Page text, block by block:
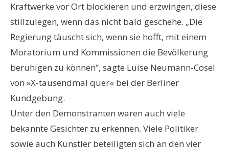
Kraftwerke vor Ort blockieren und erzwingen, diese
stillzulegen, wenn das nicht bald geschehe. „Die
Regierung täuscht sich, wenn sie hofft, mit einem
Moratorium und Kommissionen die Bevölkerung
beruhigen zu können“, sagte Luise Neumann-Cosel
von »X-tausendmal quer« bei der Berliner
Kundgebung.
Unter den Demonstranten waren auch viele
bekannte Gesichter zu erkennen. Viele Politiker
sowie auch Künstler beteiligten sich an den vier